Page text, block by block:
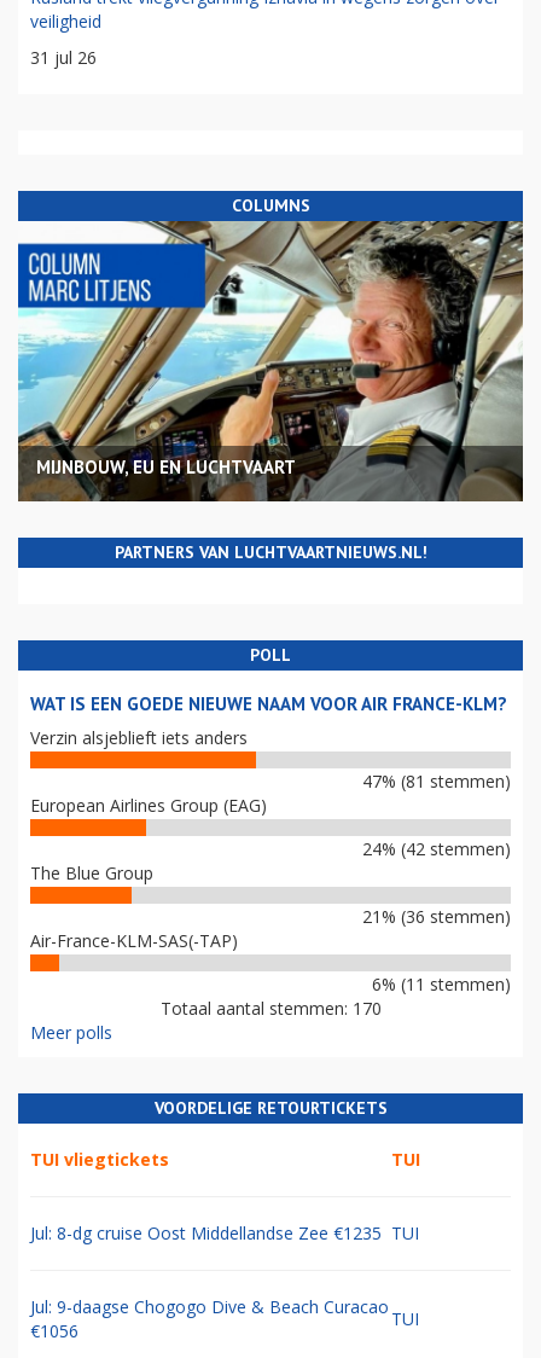
veiligheid
31 jul 26
COLUMNS
MIJNBOUW, EU EN LUCHTVAART
PARTNERS VAN LUCHTVAARTNIEUWS.NL!
POLL
WAT IS EEN GOEDE NIEUWE NAAM VOOR AIR FRANCE-KLM?
Verzin alsjeblieft iets anders
47% (81 stemmen)
European Airlines Group (EAG)
24% (42 stemmen)
The Blue Group
21% (36 stemmen)
Air-France-KLM-SAS(-TAP)
6% (11 stemmen)
Totaal aantal stemmen: 170
Meer polls
VOORDELIGE RETOURTICKETS
TUI vliegtickets TUI
Jul: 8-dg cruise Oost Middellandse Zee €1235 TUI
Jul: 9-daagse Chogogo Dive & Beach Curacao
€1056
TUI